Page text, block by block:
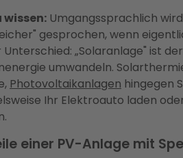
wissen: Umgangssprachlich
gesprochen, wenn
Unterschied: „Solaranlage" ist
umwandeln.
Photovoltaikanlagen hingegen
Ihr Elektroauto laden
einer PV-Anlage mit